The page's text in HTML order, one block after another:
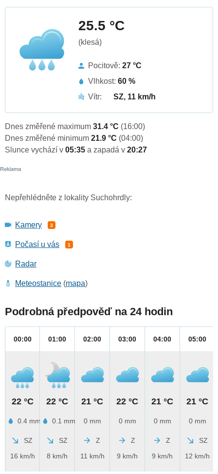
25.5 °C
(klesá)
Pocitově: 27 °C
Vlhkost: 60 %
Vítr:
SZ, 11 km/h
Dnes změřené maximum 31.4 °C (16:00)
Dnes změřené minimum 21.9 °C (04:00)
Slunce vychází v 05:35 a zapadá v 20:27
Nepřehlédněte z lokality Suchohrdly:
Kamery 3
Počasí u vás 1
Radar
Meteostanice (mapa)
Podrobná předpověď na 24 hodin
00:00
22 °C
0.4 mm
SZ
16 km/h
01:00
22 °C
0.1 mm
SZ
8 km/h
02:00
21 °C
0 mm
Z
11 km/h
03:00
22 °C
0 mm
Z
9 km/h
04:00
21 °C
0 mm
Z
9 km/h
05:00
21 °C
0 mm
SZ
12 km/h